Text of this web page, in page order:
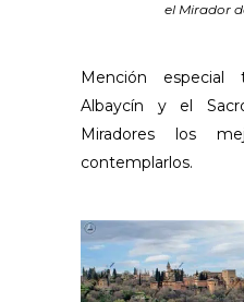
el Mirador
Mención
Albaycín y el
Miradores los
contemplarlos.